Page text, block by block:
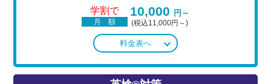
学割で
月 額
10,000 円～
(税込11,000円～)
料金表へ